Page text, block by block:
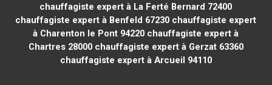
chauffagiste expert à La Ferté Bernard 72400
chauffagiste expert à Benfeld 67230 chauffagiste expert
à Charenton le Pont 94220 chauffagiste expert à
Chartres 28000chauffagiste expert à Gerzat 63360
chauffagiste expert à Arcueil 94110